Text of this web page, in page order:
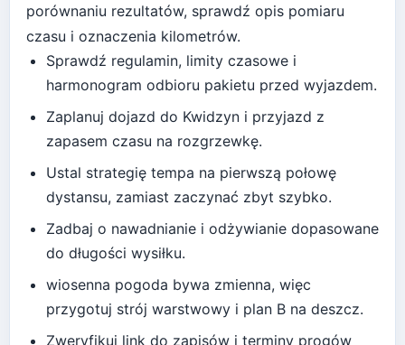
porównaniu rezultatów, sprawdź opis pomiaru
czasu i oznaczenia kilometrów.
Sprawdź regulamin, limity czasowe i
harmonogram odbioru pakietu przed wyjazdem.
Zaplanuj dojazd do Kwidzyn i przyjazd z
zapasem czasu na rozgrzewkę.
Ustal strategię tempa na pierwszą połowę
dystansu, zamiast zaczynać zbyt szybko.
Zadbaj o nawadnianie i odżywianie dopasowane
do długości wysiłku.
wiosenna pogoda bywa zmienna, więc
przygotuj strój warstwowy i plan B na deszcz.
Zweryfikuj link do zapisów i terminy progów